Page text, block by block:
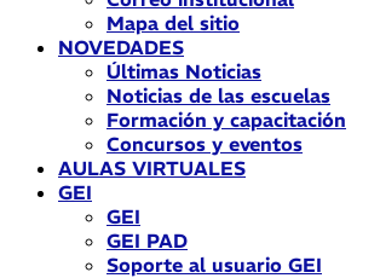
Mapa del sitio
NOVEDADES
Últimas Noticias
Noticias de las escuelas
Formación y capacitación
Concursos y eventos
AULAS VIRTUALES
GEI
GEI
GEI PAD
Soporte al usuario GEI